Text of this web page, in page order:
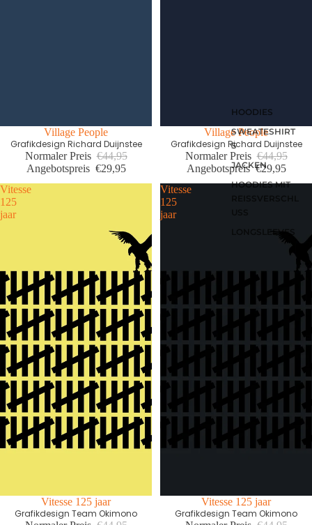
HOODIES
SWEATESHIRT
S
JACKEN
HOODIES MIT
LONGSLEEVES
Letzte Größen Sale
Village People
Grafikdesign Richard Duijnstee
Normaler Preis €44,95
Angebotspreis €29,95
Letzte Größen Sale
Village People
Grafikdesign Richard Duijnstee
Normaler Preis €44,95
Angebotspreis €29,95
Vitesse
125
jaar
Letzte Größen Sale
Vitesse 125 jaar
Grafikdesign Team Okimono
Vitesse
125
jaar
Letzte Größen Sale
Vitesse 125 jaar
Grafikdesign Team Okimono